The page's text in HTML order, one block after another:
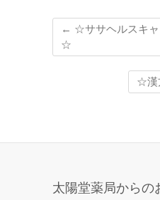
← ☆ササヘルスキ
☆
☆漢
太陽堂薬局からの